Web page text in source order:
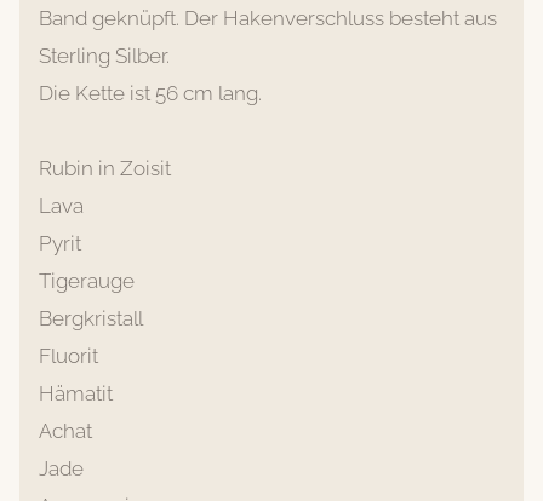
Band geknüpft. Der Hakenverschluss besteht aus
Sterling Silber.
Die Kette ist 56 cm lang.
Rubin in Zoisit
Lava
Pyrit
Tigerauge
Bergkristall
Fluorit
Hämatit
Achat
Jade